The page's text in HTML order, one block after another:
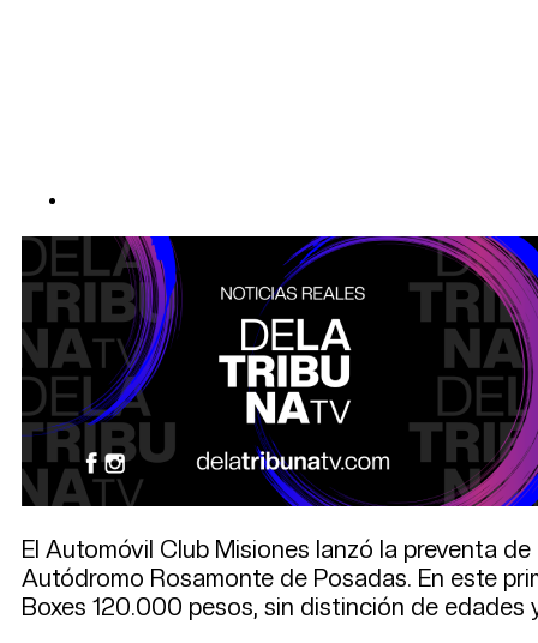
El Automóvil Club Misiones lanzó la preventa
Autódromo Rosamonte de Posadas. En este
Boxes 120.000 pesos, sin distinción de